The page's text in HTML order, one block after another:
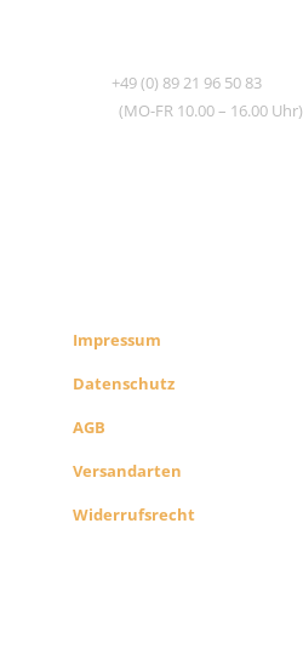
+49 (0) 89 21 96 50 83
(MO-FR 10.00 – 16.00 Uhr)
Impressum
Datenschutz
AGB
Versandarten
Widerrufsrecht